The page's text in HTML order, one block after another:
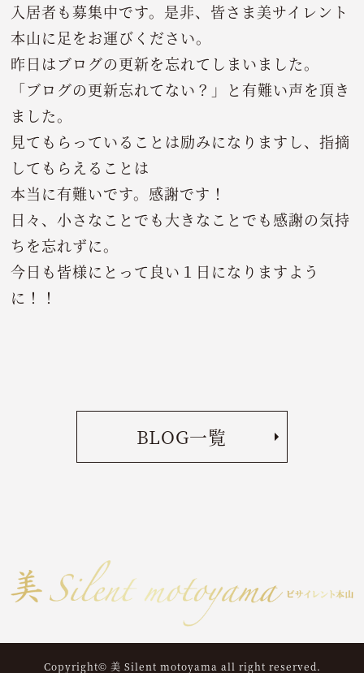
入居者も募集中です。是非、皆さま美サイレント
本山に足をお運びください。
昨日はブログの更新を忘れてしまいました。
「ブログの更新忘れてない？」と有難い声を頂き
ました。
見てもらっていることは励みになりますし、指摘
してもらえることは
本当に有難いです。感謝です！
日々、小さなことでも大きなことでも感謝の気持
ちを忘れずに。
今日も皆様にとって良い１日になりますよう
に！！
BLOG一覧
Copyright© 美 Silent motoyama all right reserved.